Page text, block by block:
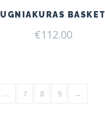
UGNIAKURAS BASKET
€112.00
… 7 8 9 →